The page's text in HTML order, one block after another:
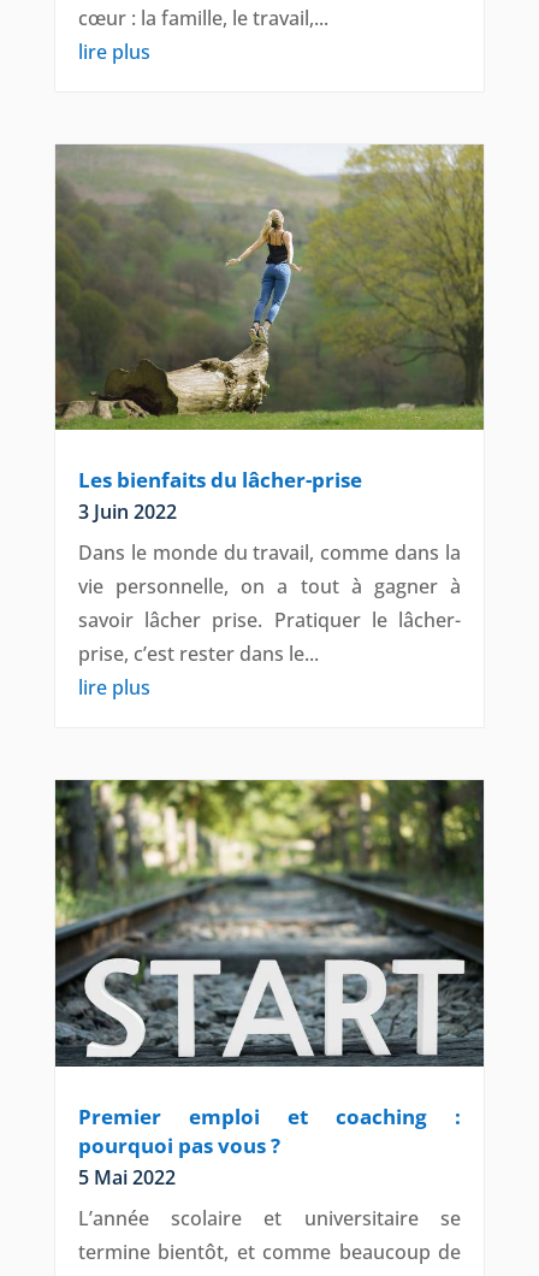
cœur : la famille, le travail,...
lire plus
Les bienfaits du lâcher-prise
3 Juin 2022
Dans le monde du travail, comme dans la
vie personnelle, on a tout à gagner à
savoir lâcher prise. Pratiquer le lâcher-
prise, c’est rester dans le...
lire plus
Premier emploi et coaching :
pourquoi pas vous ?
5 Mai 2022
L’année scolaire et universitaire se
termine bientôt, et comme beaucoup de